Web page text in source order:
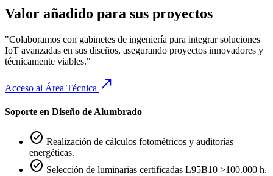
Valor añadido para sus proyectos
"Colaboramos con gabinetes de ingeniería para integrar soluciones
IoT avanzadas en sus diseños, asegurando proyectos innovadores y
técnicamente viables."
Acceso al Área Técnica call_made
Soporte en Diseño de Alumbrado
check_circle Realización de cálculos fotométricos y auditorías
energéticas.
check_circle Selección de luminarias certificadas L95B10 >100.000 h.